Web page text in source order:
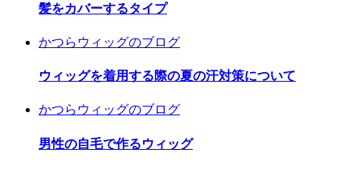
髪をカバーするタイプ
かつらウィッグのブログ
ウィッグを着用する際の夏の汗対策について
かつらウィッグのブログ
男性の自毛で作るウィッグ